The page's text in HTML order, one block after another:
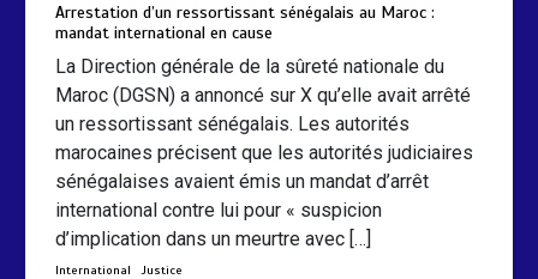
Arrestation d’un ressortissant sénégalais au Maroc :
mandat international en cause
La Direction générale de la sûreté nationale du
Maroc (DGSN) a annoncé sur X qu’elle avait arrêté
un ressortissant sénégalais. Les autorités
marocaines précisent que les autorités judiciaires
sénégalaises avaient émis un mandat d’arrêt
international contre lui pour « suspicion
d’implication dans un meurtre avec […]
International Justice